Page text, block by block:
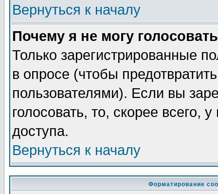
Вернуться к началу
Почему я не могу
Только зарегистрированные
в опросе (чтобы
пользователями). Если вы
голосовать, то, скорее всего,
доступа.
Вернуться к началу
Форматирование